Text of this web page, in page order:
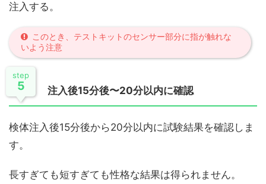
注入する。
このとき、テストキットのセンサー部分に指が触れな
いよう注意
step
5 注入後15分後〜20分以内に確認
検体注入後15分後から20分以内に試験結果を確認しま
す。
長すぎても短すぎても性格な結果は得られません。